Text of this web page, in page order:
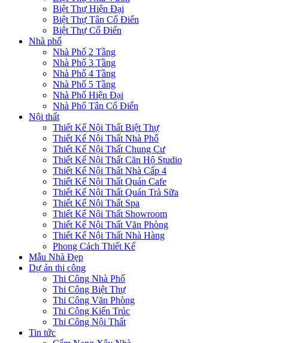
Biệt Thự Hiện Đại
Biệt Thự Tân Cổ Điển
Biệt Thự Cổ Điển
Nhà phố
Nhà Phố 2 Tầng
Nhà Phố 3 Tầng
Nhà Phố 4 Tầng
Nhà Phố 5 Tầng
Nhà Phố Hiện Đại
Nhà Phố Tân Cổ Điển
Nội thất
Thiết Kế Nội Thất Biệt Thự
Thiết Kế Nội Thất Nhà Phố
Thiết Kế Nội Thất Chung Cư
Thiết Kế Nội Thất Căn Hộ Studio
Thiết Kế Nội Thất Nhà Cấp 4
Thiết Kế Nội Thất Quán Cafe
Thiết Kế Nội Thất Quán Trà Sữa
Thiết Kế Nội Thất Spa
Thiết Kế Nội Thất Showroom
Thiết Kế Nội Thất Văn Phòng
Thiết Kế Nội Thất Nhà Hàng
Phong Cách Thiết Kế
Mẫu Nhà Đẹp
Dự án thi công
Thi Công Nhà Phố
Thi Công Biệt Thự
Thi Công Văn Phòng
Thi Công Kiến Trúc
Thi Công Nội Thất
Tin tức